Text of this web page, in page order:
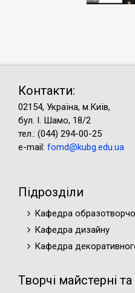
Контакти:
02154, Україна, м.Київ,
бул. І. Шамо, 18/2
тел.: (044) 294-00-25
e-mail: fomd@kubg.edu.ua
Підрозділи
Кафедра
Кафедра дизайну
Кафедра
Творчі майстерні та